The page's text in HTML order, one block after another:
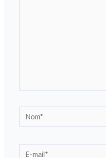
Nom*
E-